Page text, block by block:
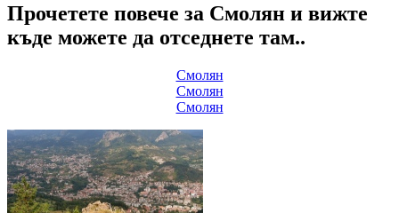
Прочетете повече за Смолян и вижте
къде можете да отседнете там..
Смолян
Смолян
Смолян